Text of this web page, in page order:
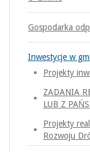
Gospodarka
Inwestycje w
Projekty
ZADANIA
LUB Z
Projekty
Rozwoju